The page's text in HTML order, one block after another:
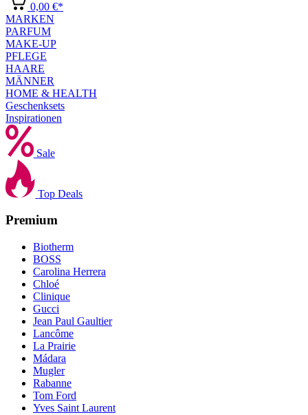
0,00 €*
MARKEN
PARFUM
MAKE-UP
PFLEGE
HAARE
MÄNNER
HOME & HEALTH
Geschenksets
Inspirationen
Sale
Top Deals
Premium
Biotherm
BOSS
Carolina Herrera
Chloé
Clinique
Gucci
Jean Paul Gaultier
Lancôme
La Prairie
Mádara
Mugler
Rabanne
Tom Ford
Yves Saint Laurent